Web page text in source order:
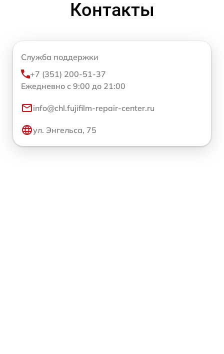
Контакты
Служба поддержки
+7 (351) 200-51-37
Ежедневно с 9:00 до 21:00
info@chl.fujifilm-repair-center.ru
ул. Энгельса, 75